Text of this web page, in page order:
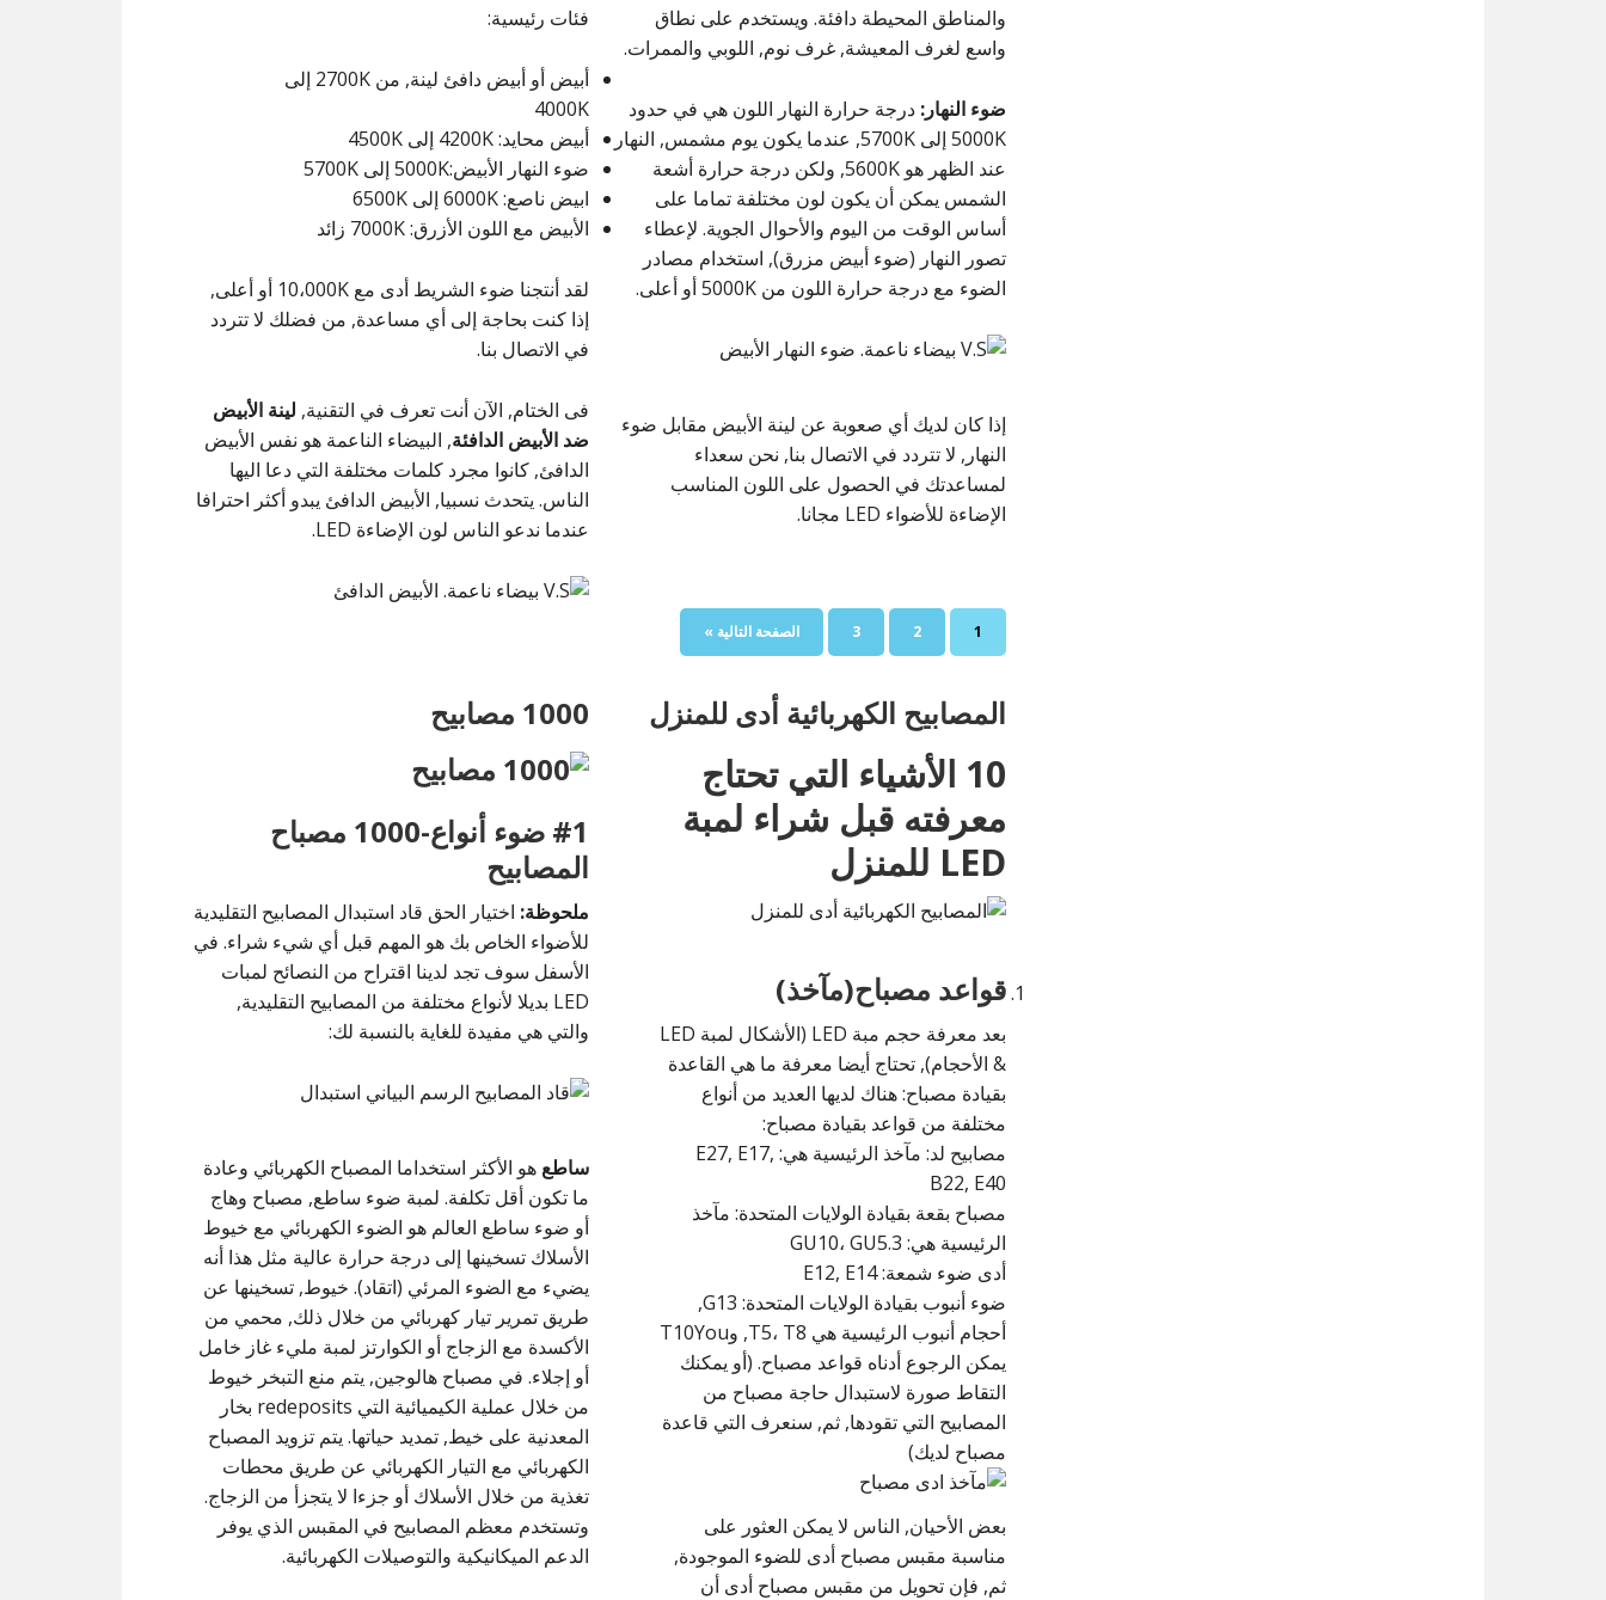
فئات رئيسية:
أبيض أو أبيض دافئ لينة, من 2700K إلى
4000K
أبيض محايد: 4200K إلى 4500K
ضوء النهار الأبيض:5000K إلى 5700K
ابيض ناصع: 6000K إلى 6500K
الأبيض مع اللون الأزرق: 7000K زائد
لقد أنتجنا ضوء الشريط أدى مع 10،000K أو أعلى,
إذا كنت بحاجة إلى أي مساعدة, من فضلك لا تتردد
في الاتصال بنا.
فى الختام, الآن أنت تعرف في التقنية, لينة الأبيض
ضد الأبيض الدافئة, البيضاء الناعمة هو نفس الأبيض
الدافئ, كانوا مجرد كلمات مختلفة التي دعا اليها
الناس. يتحدث نسبيا, الأبيض الدافئ يبدو أكثر احترافا
عندما ندعو الناس لون الإضاءة LED.
والمناطق المحيطة دافئة. ويستخدم على نطاق
واسع لغرف المعيشة, غرف نوم, اللوبي والممرات.
ضوء النهار: درجة حرارة النهار اللون هي في حدود
5000K إلى 5700K, عندما يكون يوم مشمس, النهار
عند الظهر هو 5600K, ولكن درجة حرارة أشعة
الشمس يمكن أن يكون لون مختلفة تماما على
أساس الوقت من اليوم والأحوال الجوية. لإعطاء
تصور النهار (ضوء أبيض مزرق), استخدام مصادر
الضوء مع درجة حرارة اللون من 5000K أو أعلى.
إذا كان لديك أي صعوبة عن لينة الأبيض مقابل ضوء
النهار, لا تتردد في الاتصال بنا, نحن سعداء
لمساعدتك في الحصول على اللون المناسب
الإضاءة للأضواء LED مجانا.
1000 مصابيح
#1 ضوء أنواع-1000 مصباح
المصابيح
ملحوظة: اختيار الحق قاد استبدال المصابيح التقليدية
للأضواء الخاص بك هو المهم قبل أي شيء شراء. في
الأسفل سوف تجد لدينا اقتراح من النصائح لمبات
LED بديلا لأنواع مختلفة من المصابيح التقليدية,
والتي هي مفيدة للغاية بالنسبة لك:
ساطع هو الأكثر استخداما المصباح الكهربائي وعادة
ما تكون أقل تكلفة. لمبة ضوء ساطع, مصباح وهاج
أو ضوء ساطع العالم هو الضوء الكهربائي مع خيوط
الأسلاك تسخينها إلى درجة حرارة عالية مثل هذا أنه
يضيء مع الضوء المرئي (اتقاد). خيوط, تسخينها عن
طريق تمرير تيار كهربائي من خلال ذلك, محمي من
الأكسدة مع الزجاج أو الكوارتز لمبة مليء غاز خامل
أو إجلاء. في مصباح هالوجين, يتم منع التبخر خيوط
من خلال عملية الكيميائية التي redeposits بخار
المعدنية على خيط, تمديد حياتها. يتم تزويد المصباح
الكهربائي مع التيار الكهربائي عن طريق محطات
تغذية من خلال الأسلاك أو جزءا لا يتجزأ من الزجاج.
وتستخدم معظم المصابيح في المقبس الذي يوفر
الدعم الميكانيكية والتوصيلات الكهربائية.
المصابيح الكهربائية أدى للمنزل
10 الأشياء التي تحتاج
معرفته قبل شراء لمبة
LED للمنزل
قواعد مصباح(مآخذ)
بعد معرفة حجم مبة LED (الأشكال لمبة LED
& الأحجام), تحتاج أيضا معرفة ما هي القاعدة
بقيادة مصباح: هناك لديها العديد من أنواع
مختلفة من قواعد بقيادة مصباح:
مصابيح لد: مآخذ الرئيسية هي: E27, E17,
B22, E40
مصباح بقعة بقيادة الولايات المتحدة: مآخذ
الرئيسية هي: GU10، GU5.3
أدى ضوء شمعة: E12, E14
ضوء أنبوب بقيادة الولايات المتحدة: G13,
أحجام أنبوب الرئيسية هي T5، T8, وT10You
يمكن الرجوع أدناه قواعد مصباح. (أو يمكنك
التقاط صورة لاستبدال حاجة مصباح من
المصابيح التي تقودها, ثم, سنعرف التي قاعدة
مصباح لديك)
بعض الأحيان, الناس لا يمكن العثور على
مناسبة مقبس مصباح أدى للضوء الموجودة,
ثم, فإن تحويل من مقبس مصباح أدى أن
صفحة
1 صفحة
2 صفحة
3
اذهب
إلى
الصفحة التالية »